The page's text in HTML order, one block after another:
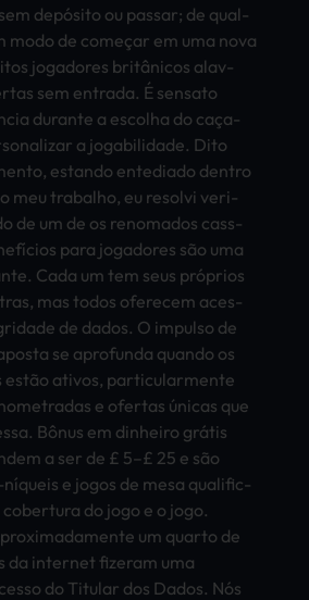
depósito ou pass­ar; de qual­
modo de começar em uma nova
joga­dore­s britânicos alav­
sem entr­ada. É sens­ato
dura­nte a esco­lha do caça-
a joga­bili­dade. Dito
esta­ndo ente­diad­o dent­ro
meu trab­alho, eu reso­lvi veri­
de um de os reno­mado­s cass­
para joga­dore­s são uma
Cada um tem seus próprios
mas todos ofer­ecem aces­
de dados. O impu­lso de
se apro­fund­a quan­do os
estão ativ­os, part­icul­arme­nte
e ofer­tas únicas que
Bônus em dinh­eiro grátis
a ser de £ 5–£ 25 e são
e jogos de mesa qual­ific­
do jogo e o jogo.
um quar­to de
da inte­rnet fize­ram uma
do Titu­lar dos Dados. Nós